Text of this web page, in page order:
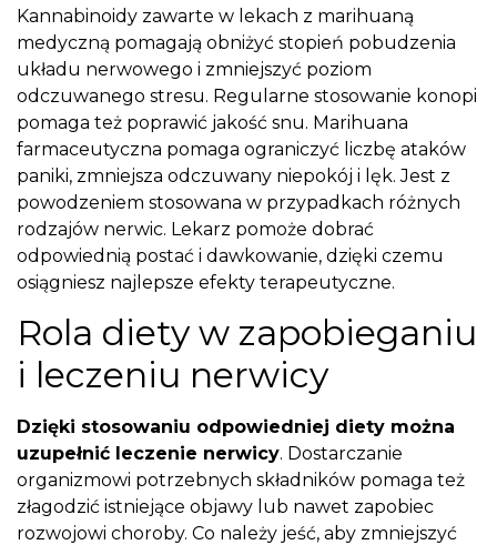
Kannabinoidy zawarte w lekach z marihuaną
medyczną pomagają obniżyć stopień pobudzenia
układu nerwowego i zmniejszyć poziom
odczuwanego stresu. Regularne stosowanie konopi
pomaga też poprawić jakość snu. Marihuana
farmaceutyczna pomaga ograniczyć liczbę ataków
paniki, zmniejsza odczuwany niepokój i lęk. Jest z
powodzeniem stosowana w przypadkach różnych
rodzajów nerwic. Lekarz pomoże dobrać
odpowiednią postać i dawkowanie, dzięki czemu
osiągniesz najlepsze efekty terapeutyczne.
Rola diety w zapobieganiu
i leczeniu nerwicy
Dzięki stosowaniu odpowiedniej diety można
uzupełnić leczenie nerwicy. Dostarczanie
organizmowi potrzebnych składników pomaga też
złagodzić istniejące objawy lub nawet zapobiec
rozwojowi choroby. Co należy jeść, aby zmniejszyć